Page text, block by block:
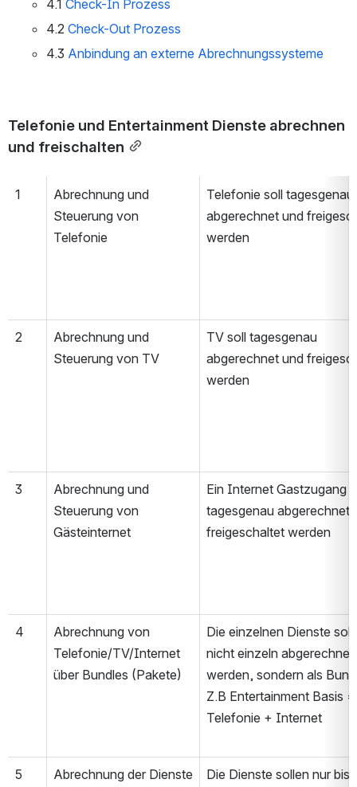
4.1 Check-In Prozess
4.2 Check-Out Prozess
4.3 Anbindung an externe Abrechnungssysteme
Telefonie und Entertainment Dienste abrechnen
und freischalten
1
Abrechnung und
Steuerung von
Telefonie
Telefonie soll tagesgenau
abgerechnet und
werden
2
Abrechnung und
Steuerung von TV
TV soll tagesgenau
abgerechnet und
werden
3
Abrechnung und
Steuerung von
Gästeinternet
Ein Internet Gastzugang
tagesgenau abgerechnet
freigeschaltet werden
4
Abrechnung von
Telefonie/TV/Internet
über Bundles (Pakete)
Die einzelnen Dienste
nicht einzeln abgerechnet
werden, sondern als
Z.B Entertainment Basis =
Telefonie + Internet
5
Abrechnung der Dienste
Die Dienste sollen nur bis